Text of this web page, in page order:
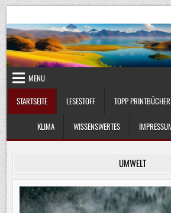
Skip
to
content
UmweltKlima.com
MENU
STARTSEITE
LESESTOFF TOPP PRINTBÜCHER
KLIMA WISSENSWERTES
UMWELT